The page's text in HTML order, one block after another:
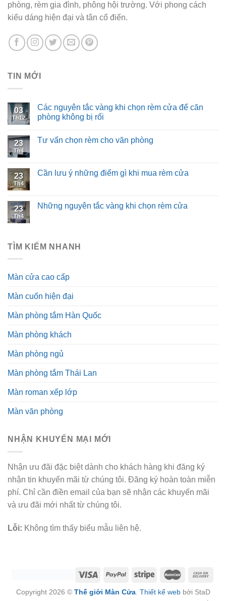
phòng, rèm gia đình, phông hội trường. Với phong cách
kiểu dáng hiện đại và tân cổ điển.
TIN MỚI
03
Th12
Các nguyên tắc vàng khi chọn rèm cửa để căn
phòng không bị rối
23
Th4
Tư vấn chọn rèm cho văn phòng
23
Th4
Cần lưu ý những điểm gì khi mua rèm cửa
23
Th4
Những nguyên tắc vàng khi chọn rèm cửa
TÌM KIẾM NHANH
Màn cửa cao cấp
Màn cuốn hiện đại
Màn phòng tắm Hàn Quốc
Màn phòng khách
Màn phòng ngủ
Màn phòng tắm Thái Lan
Màn roman xếp lớp
Màn văn phòng
NHẬN KHUYẾN MẠI MỚI
Nhận ưu đãi đặc biệt dành cho khách hàng khi đăng ký
nhận tin khuyến mãi từ chúng tôi. Đăng ký hoàn toàn miễn
phí. Chỉ cần điền email của bạn sẽ nhận các khuyến mãi
và ưu đãi mới nhất từ chúng tôi.
Lỗi: Không tìm thấy biểu mẫu liên hệ.
Copyright 2026 © Thế giới Màn Cửa. Thiết kế webbởi StaD